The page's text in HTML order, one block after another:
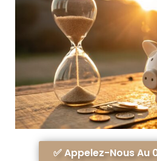
✅ Appelez-Nous Au